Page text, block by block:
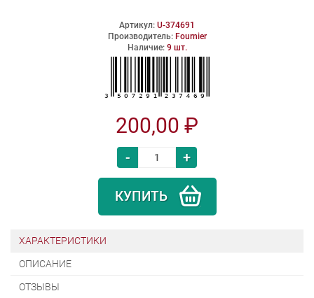
Артикул: U-374691
Производитель: Fournier
Наличие: 9 шт.
200,00 ₽
- +
КУПИТЬ
ХАРАКТЕРИСТИКИ
ОПИСАНИЕ
ОТЗЫВЫ